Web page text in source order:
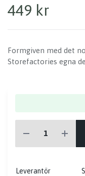
449 kr
Formgiven med det
Storefactories egna
Leverantör